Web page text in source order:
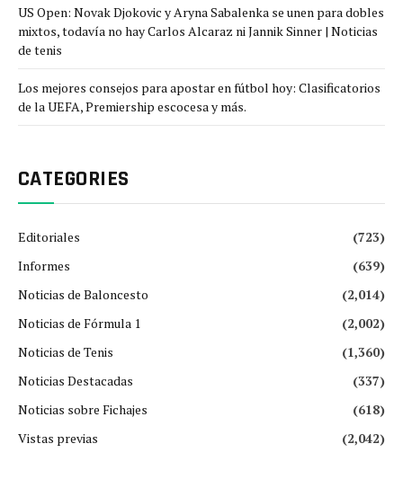
US Open: Novak Djokovic y Aryna Sabalenka se unen para dobles
mixtos, todavía no hay Carlos Alcaraz ni Jannik Sinner | Noticias
de tenis
Los mejores consejos para apostar en fútbol hoy: Clasificatorios
de la UEFA, Premiership escocesa y más.
CATEGORIES
Editoriales
(723)
Informes
(639)
Noticias de Baloncesto
(2,014)
Noticias de Fórmula 1
(2,002)
Noticias de Tenis
(1,360)
Noticias Destacadas
(337)
Noticias sobre Fichajes
(618)
Vistas previas
(2,042)